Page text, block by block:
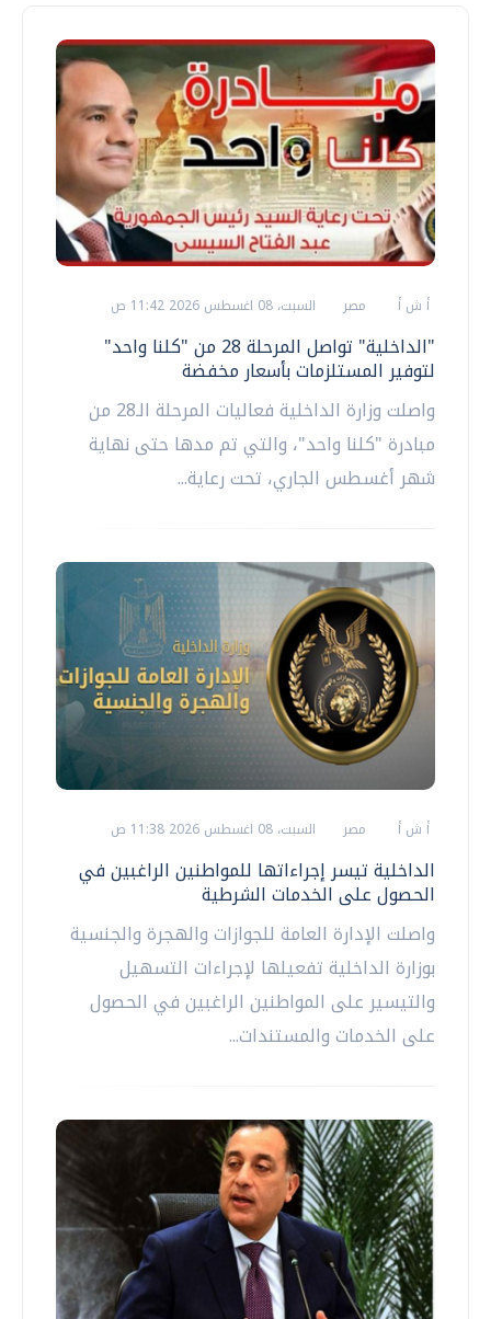
أ ش أ مصر السبت، 08 اغسطس 2026 11:42 ص
"الداخلية" تواصل المرحلة 28 من "كلنا واحد"
لتوفير المستلزمات بأسعار مخفضة
واصلت وزارة الداخلية فعاليات المرحلة الـ28 من
مبادرة "كلنا واحد"، والتي تم مدها حتى نهاية
شهر أغسطس الجاري، تحت رعاية...
أ ش أ مصر السبت، 08 اغسطس 2026 11:38 ص
الداخلية تيسر إجراءاتها للمواطنين الراغبين في
الحصول على الخدمات الشرطية
واصلت الإدارة العامة للجوازات والهجرة والجنسية
بوزارة الداخلية تفعيلها لإجراءات التسهيل
والتيسير على المواطنين الراغبين في الحصول
على الخدمات والمستندات...